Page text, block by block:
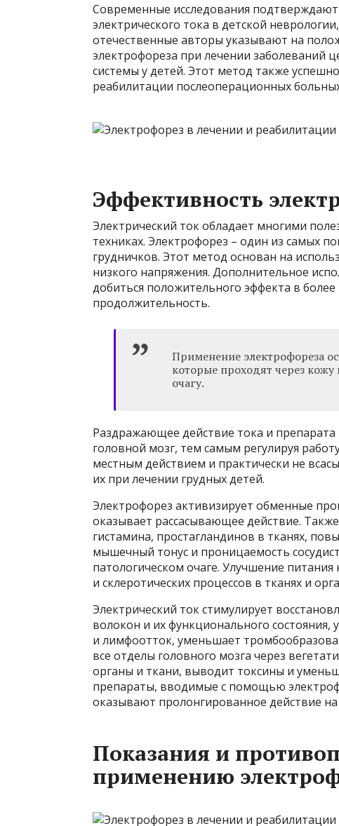
Современные исследования
электрического тока в детской
отечественные авторы указывают на
электрофореза при лечении заболеваний
системы у детей. Этот метод также
реабилитации послеоперационных
Эффективность
Электрический ток обладает многими
техниках. Электрофорез – один из самых
грудничков. Этот метод основан на
низкого напряжения. Дополнительное
добиться положительного эффекта в
продолжительность.
Применение электрофореза
которые проходят через
очагу.
Раздражающее действие тока и
головной мозг, тем самым регулируя
местным действием и практически не
их при лечении грудных детей.
Электрофорез активизирует обменные
оказывает рассасывающее действие.
гистамина, простагландинов в тканях,
мышечный тонус и проницаемость
патологическом очаге. Улучшение
и склеротических процессов в тканях и
Электрический ток стимулирует
волокон и их функционального
и лимфоотток, уменьшает
все отделы головного мозга через
органы и ткани, выводит токсины и
препараты, вводимые с помощью
оказывают пролонгированное действие
Показания и
применению